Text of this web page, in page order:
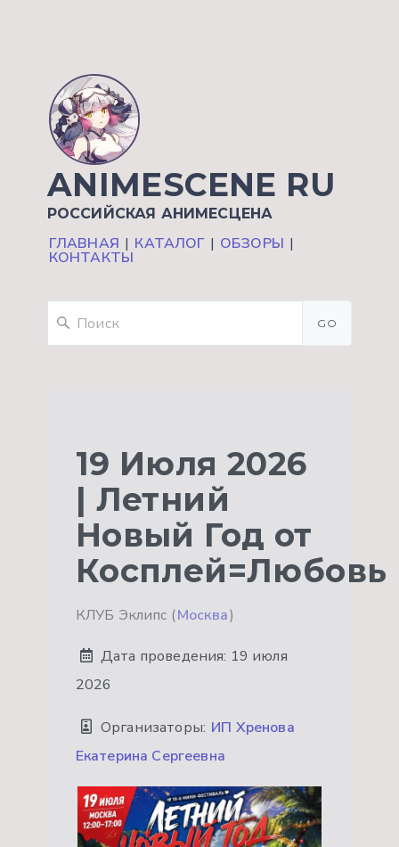
ANIMESCENE RU
РОССИЙСКАЯ АНИМЕСЦЕНА
ГЛАВНАЯ | КАТАЛОГ | ОБЗОРЫ |
КОНТАКТЫ
GO
19 Июля 2026
| Летний
Новый Год от
Косплей=Любовь
КЛУБ Эклипс (Москва)
Дата проведения: 19 июля
2026
Организаторы: ИП Хренова
Екатерина Сергеевна